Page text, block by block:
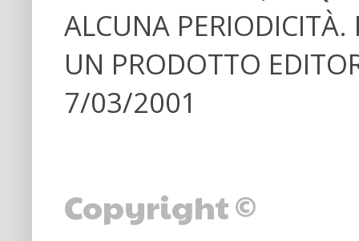
ALCUNA
UN PRODOTTO
7/03/2001
Copyright ©